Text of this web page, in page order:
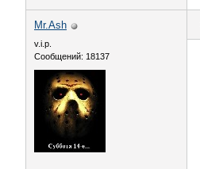
Mr.Ash
v.i.p.
Сообщений: 18137